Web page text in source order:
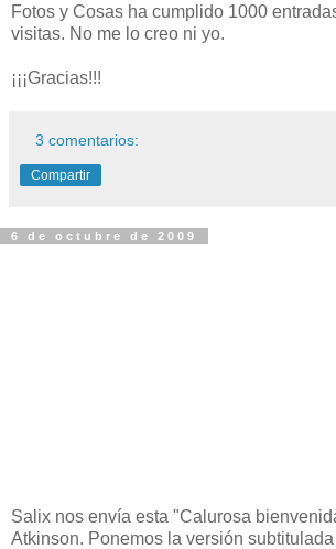
Fotos y Cosas ha cumplido 1000
visitas. No me lo creo ni yo.
¡¡¡Gracias!!!
3 comentarios:
Compartir
6 de octubre de 2009
Salix nos envía esta "Calurosa
Atkinson. Ponemos la versión